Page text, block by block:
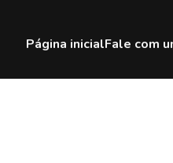
Página inicialFale com